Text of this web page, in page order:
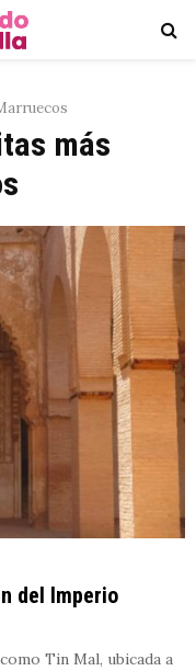
más
del Imperio
Tin Mal, ubicada a